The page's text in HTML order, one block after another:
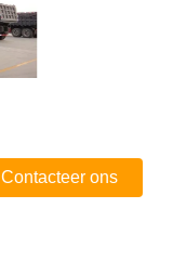
Contacteer ons